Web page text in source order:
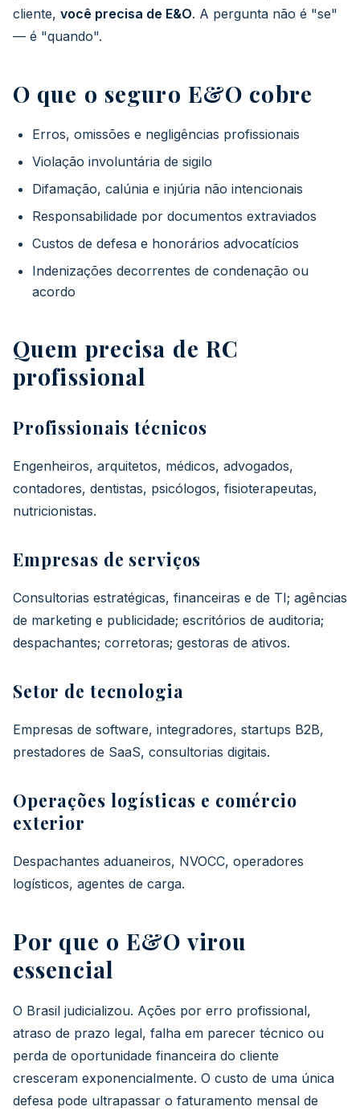
cliente, você precisa de E&O. A pergunta não é "se"
— é "quando".
O que o seguro E&O cobre
Erros, omissões e negligências profissionais
Violação involuntária de sigilo
Difamação, calúnia e injúria não intencionais
Responsabilidade por documentos extraviados
Custos de defesa e honorários advocatícios
Indenizações decorrentes de condenação ou
acordo
Quem precisa de RC
profissional
Profissionais técnicos
Engenheiros, arquitetos, médicos, advogados,
contadores, dentistas, psicólogos, fisioterapeutas,
nutricionistas.
Empresas de serviços
Consultorias estratégicas, financeiras e de TI; agências
de marketing e publicidade; escritórios de auditoria;
despachantes; corretoras; gestoras de ativos.
Setor de tecnologia
Empresas de software, integradores, startups B2B,
prestadores de SaaS, consultorias digitais.
Operações logísticas e comércio
exterior
Despachantes aduaneiros, NVOCC, operadores
logísticos, agentes de carga.
Por que o E&O virou
essencial
O Brasil judicializou. Ações por erro profissional,
atraso de prazo legal, falha em parecer técnico ou
perda de oportunidade financeira do cliente
cresceram exponencialmente. O custo de uma única
defesa pode ultrapassar o faturamento mensal de